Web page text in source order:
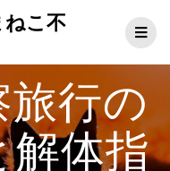
こ不
旅行の
解体指